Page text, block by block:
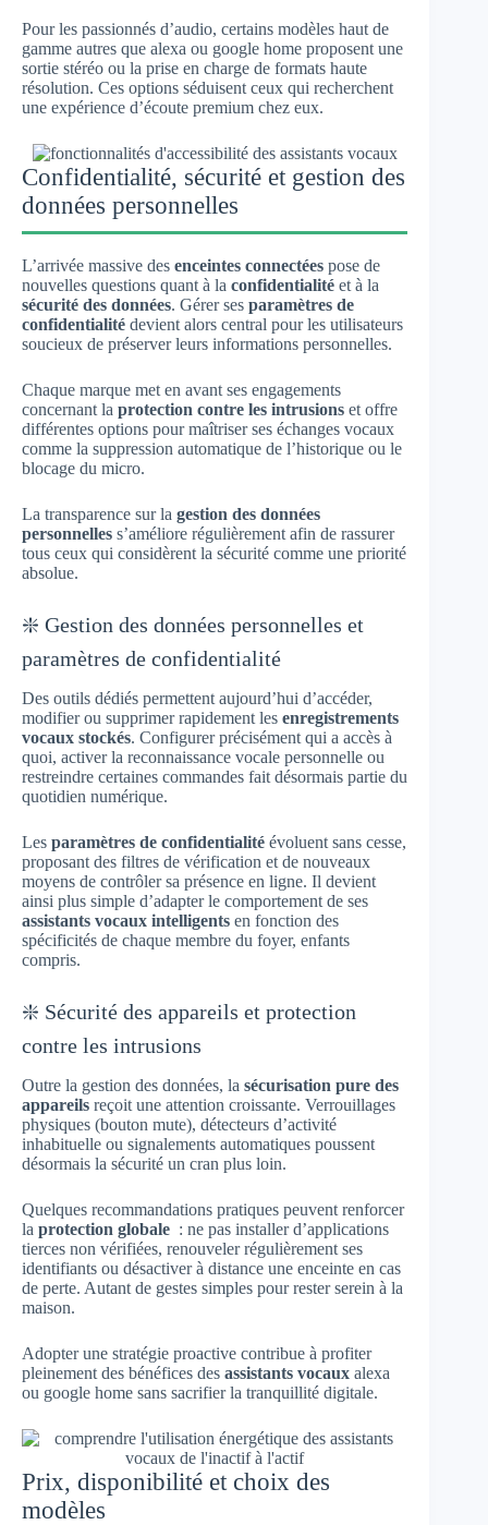
Pour les passionnés d’audio, certains modèles haut de
gamme autres que alexa ou google home proposent une
sortie stéréo ou la prise en charge de formats haute
résolution. Ces options séduisent ceux qui recherchent
une expérience d’écoute premium chez eux.
Confidentialité, sécurité et gestion des
données personnelles
L’arrivée massive des enceintes connectées pose de
nouvelles questions quant à la confidentialité et à la
sécurité des données. Gérer ses paramètres de
confidentialité devient alors central pour les utilisateurs
soucieux de préserver leurs informations personnelles.
Chaque marque met en avant ses engagements
concernant la protection contre les intrusions et offre
différentes options pour maîtriser ses échanges vocaux
comme la suppression automatique de l’historique ou le
blocage du micro.
La transparence sur la gestion des données
personnelles s’améliore régulièrement afin de rassurer
tous ceux qui considèrent la sécurité comme une priorité
absolue.
❇️ Gestion des données personnelles et
paramètres de confidentialité
Des outils dédiés permettent aujourd’hui d’accéder,
modifier ou supprimer rapidement les enregistrements
vocaux stockés. Configurer précisément qui a accès à
quoi, activer la reconnaissance vocale personnelle ou
restreindre certaines commandes fait désormais partie du
quotidien numérique.
Les paramètres de confidentialité évoluent sans cesse,
proposant des filtres de vérification et de nouveaux
moyens de contrôler sa présence en ligne. Il devient
ainsi plus simple d’adapter le comportement de ses
assistants vocaux intelligents en fonction des
spécificités de chaque membre du foyer, enfants
compris.
❇️ Sécurité des appareils et protection
contre les intrusions
Outre la gestion des données, la sécurisation pure des
appareils reçoit une attention croissante. Verrouillages
physiques (bouton mute), détecteurs d’activité
inhabituelle ou signalements automatiques poussent
désormais la sécurité un cran plus loin.
Quelques recommandations pratiques peuvent renforcer
la protection globale : ne pas installer d’applications
tierces non vérifiées, renouveler régulièrement ses
identifiants ou désactiver à distance une enceinte en cas
de perte. Autant de gestes simples pour rester serein à la
maison.
Adopter une stratégie proactive contribue à profiter
pleinement des bénéfices des assistants vocaux alexa
ou google home sans sacrifier la tranquillité digitale.
Prix, disponibilité et choix des
modèles